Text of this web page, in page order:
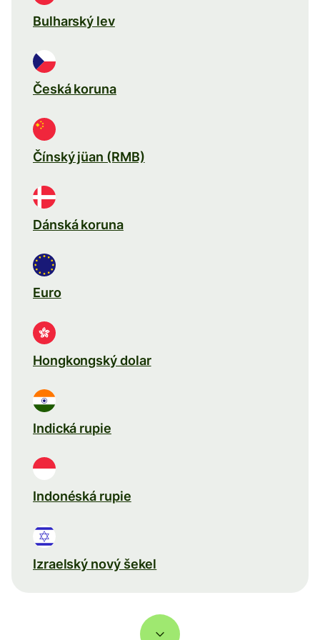
Bulharský lev
Česká koruna
Čínský jüan (RMB)
Dánská koruna
Euro
Hongkongský dolar
Indická rupie
Indonéská rupie
Izraelský nový šekel